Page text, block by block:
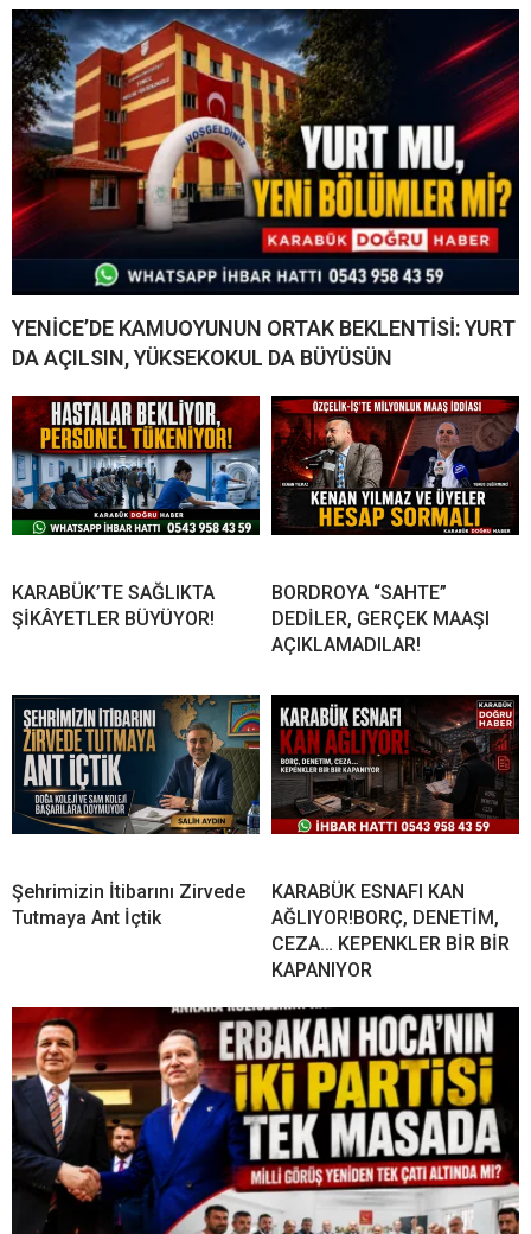
YENİCE’DE KAMUOYUNUN ORTAK BEKLENTİSİ: YURT
DA AÇILSIN, YÜKSEKOKUL DA BÜYÜSÜN
KARABÜK’TE SAĞLIKTA
ŞİKÂYETLER BÜYÜYOR!
BORDROYA “SAHTE”
DEDİLER, GERÇEK MAAŞI
AÇIKLAMADILAR!
Şehrimizin İtibarını Zirvede
Tutmaya Ant İçtik
KARABÜK ESNAFI KAN
AĞLIYOR!BORÇ, DENETİM,
CEZA… KEPENKLER BİR BİR
KAPANIYOR